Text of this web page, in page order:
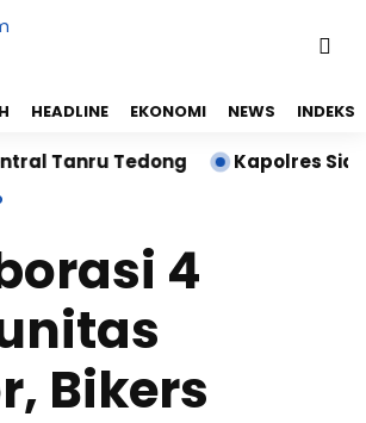
HEADLINE EKONOMI NEWS INDEKS
Tedong Kapolres Sidrap
4
Bikers